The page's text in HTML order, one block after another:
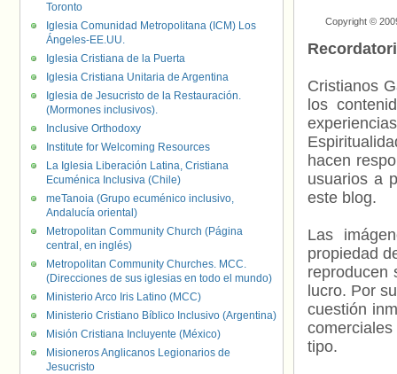
Copyright ©
Cristianos
los
hacen
usuarios a
este blog.
Las
propiedad
reproducen
lucro. Por
cuestión
tipo.
Toronto
Iglesia Comunidad Metropolitana (ICM) Los
Ángeles-EE.UU.
Iglesia Cristiana de la Puerta
Iglesia Cristiana Unitaria de Argentina
Iglesia de Jesucristo de la Restauración.
(Mormones inclusivos).
Inclusive Orthodoxy
Institute for Welcoming Resources
La Iglesia Liberación Latina, Cristiana
Ecuménica Inclusiva (Chile)
meTanoia (Grupo ecuménico inclusivo,
Andalucía oriental)
Metropolitan Community Church (Página
central, en inglés)
Metropolitan Community Churches. MCC.
(Direcciones de sus iglesias en todo el mundo)
Ministerio Arco Iris Latino (MCC)
Ministerio Cristiano Bíblico Inclusivo (Argentina)
Misión Cristiana Incluyente (México)
Misioneros Anglicanos Legionarios de
Jesucristo